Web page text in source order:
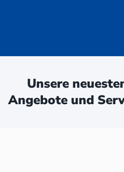
Unsere
Angebote und